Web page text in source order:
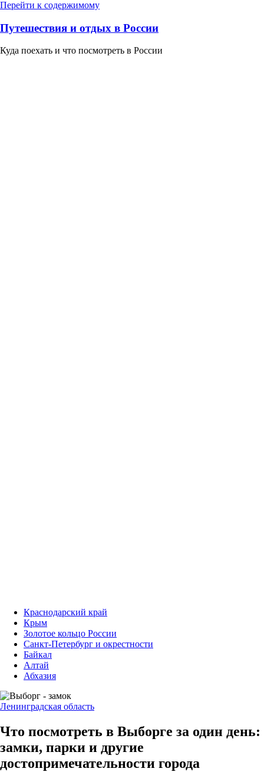
Перейти к содержимому
Путешествия и отдых в России
Куда поехать и что посмотреть в России
Краснодарский край
Крым
Золотое кольцо России
Санкт-Петербург и окрестности
Байкал
Алтай
Абхазия
Ленинградская область
Что посмотреть в Выборге за один день:
замки, парки и другие
достопримечательности города